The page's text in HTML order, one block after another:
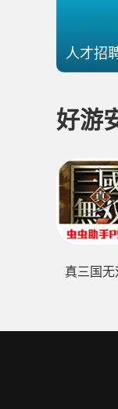
人才招
好游
真三国无